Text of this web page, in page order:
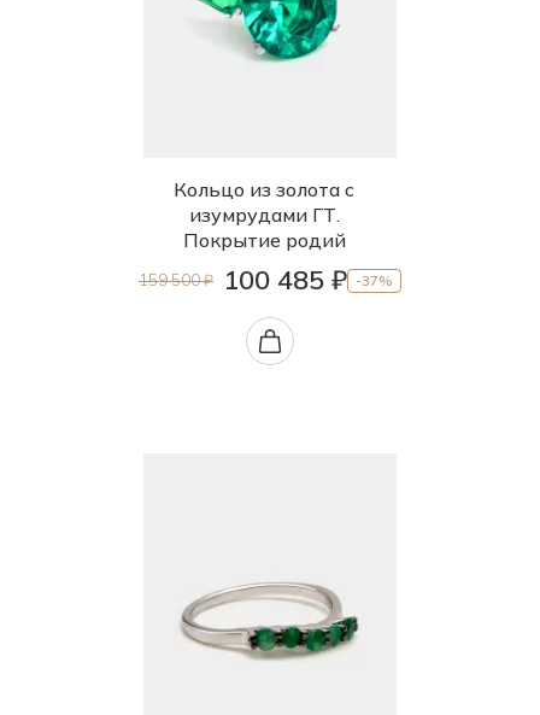
Кольцо из золота с
изумрудами ГТ.
Покрытие родий
159 500 ₽ 100 485 ₽ -37%